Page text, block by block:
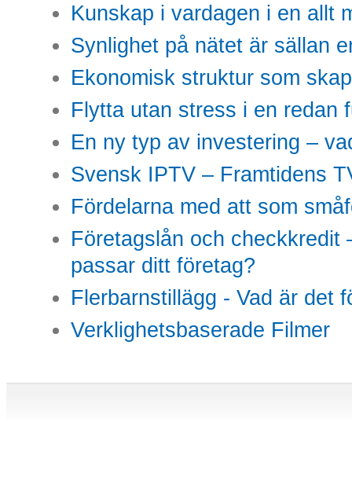
Kunskap i vardagen i en allt
Synlighet på nätet är sällan
Ekonomisk struktur som
Flytta utan stress i en redan
En ny typ av investering –
Svensk IPTV – Framtidens
Fördelarna med att som
Företagslån och checkkredit
passar ditt företag?
Flerbarnstillägg - Vad är det
Verklighetsbaserade Filmer